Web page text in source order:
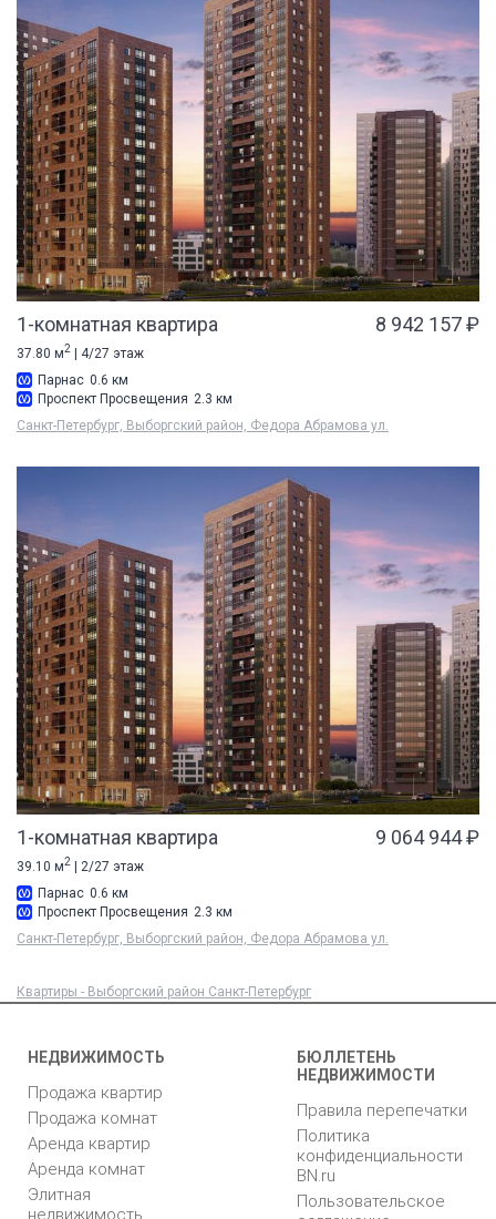
1-комнатная квартира 8 942 157 ₽
37.80 м2
| 4/27 этаж
Парнас 0.6 км
Проспект Просвещения 2.3 км
Санкт-Петербург, Выборгский район, Федора Абрамова ул.
1-комнатная квартира 9 064 944 ₽
39.10 м2 | 2/27 этаж
Парнас 0.6 км
Проспект Просвещения 2.3 км
Санкт-Петербург, Выборгский район, Федора Абрамова ул.
Квартиры - Выборгский район Санкт-Петербург
НЕДВИЖИМОСТЬ
Продажа квартир
Продажа комнат
Аренда квартир
Аренда комнат
Элитная
недвижимость
БЮЛЛЕТЕНЬ
НЕДВИЖИМОСТИ
Правила перепечатки
Политика
конфиденциальности
BN.ru
Пользовательское